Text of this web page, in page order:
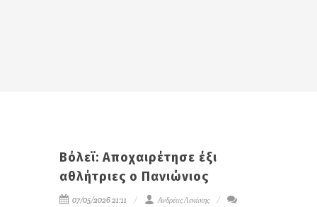
Βόλεϊ: Αποχαιρέτησε έξι
αθλήτριες ο Πανιώνιος
07/05/2026 21:11
Ανδρέας Λεκάκης